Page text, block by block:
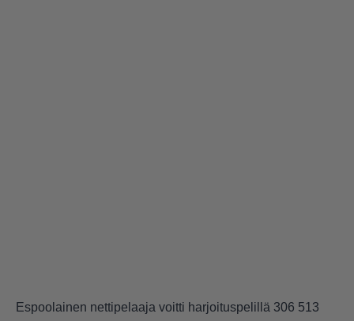
Espoolainen nettipelaaja voitti harjoituspelillä 306 513